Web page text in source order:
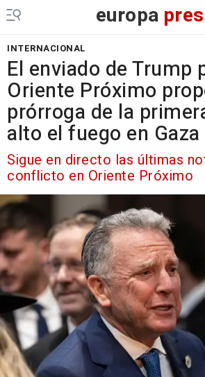
europa
INTERNACIONAL
El enviado de Trump
Oriente Próximo
prórroga de la
alto el fuego en Gaza
Sigue en directo las últimas
conflicto en Oriente Próximo